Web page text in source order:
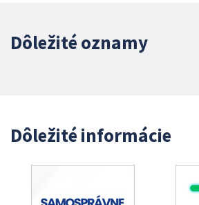
Dôležité oznamy
Dôležité informácie